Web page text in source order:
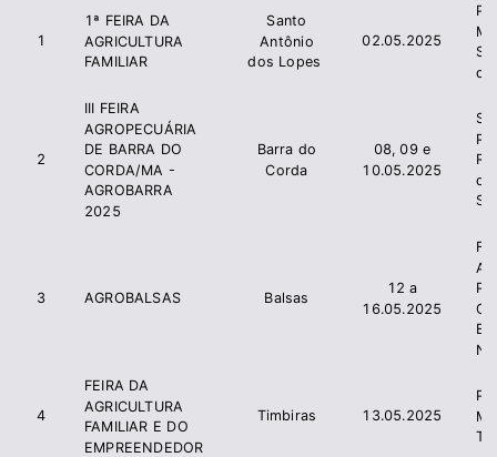
1
1ª FEIRA DA
AGRICULTURA
FAMILIAR
Santo
Antônio
dos Lopes
02.05.2025
2
III FEIRA
AGROPECUÁRIA
DE BARRA DO
CORDA/MA -
AGROBARRA
2025
Barra do
Corda
08, 09 e
10.05.2025
3 AGROBALSAS Balsas
12 a
16.05.2025
4
FEIRA DA
AGRICULTURA
FAMILIAR E DO
EMPREENDEDOR
Timbiras 13.05.2025